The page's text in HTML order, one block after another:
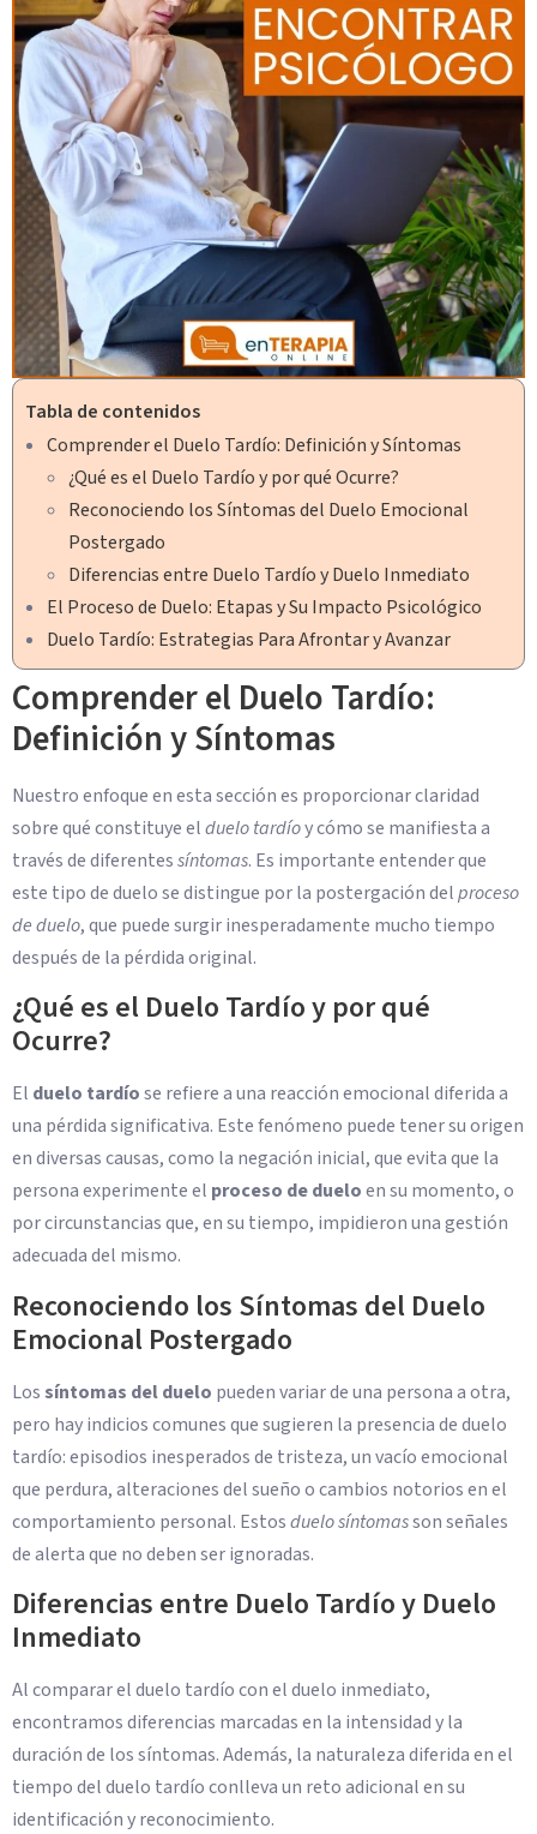
Tabla de contenidos
Comprender el Duelo Tardío: Definición y Síntomas
¿Qué es el Duelo Tardío y por qué Ocurre?
Reconociendo los Síntomas del Duelo Emocional
Postergado
Diferencias entre Duelo Tardío y Duelo Inmediato
El Proceso de Duelo: Etapas y Su Impacto Psicológico
Duelo Tardío: Estrategias Para Afrontar y Avanzar
Comprender el Duelo Tardío:
Definición y Síntomas
Nuestro enfoque en esta sección es proporcionar claridad
sobre qué constituye elduelo tardíoy cómo se manifiesta a
través de diferentessíntomas. Es importante entender que
este tipo de duelo se distingue por la postergación delproceso
de duelo, que puede surgir inesperadamente mucho tiempo
después de la pérdida original.
¿Qué es el Duelo Tardío y por qué
Ocurre?
El duelo tardíose refiere a una reacción emocional diferida a
una pérdida significativa. Este fenómeno puede tener su origen
en diversas causas, como la negación inicial, que evita que la
persona experimente el proceso de dueloen su momento, o
por circunstancias que, en su tiempo, impidieron una gestión
adecuada del mismo.
Reconociendo los Síntomas del Duelo
Emocional Postergado
Lossíntomas del duelo pueden variar de una persona a otra,
pero hay indicios comunes que sugieren la presencia de duelo
tardío: episodios inesperados de tristeza, un vacío emocional
que perdura, alteraciones del sueño o cambios notorios en el
comportamiento personal. Estosduelo síntomasson señales
de alerta que no deben ser ignoradas.
Diferencias entre Duelo Tardío y Duelo
Inmediato
Al comparar el duelo tardío con el duelo inmediato,
encontramos diferencias marcadas en la intensidad y la
duración de los síntomas. Además, la naturaleza diferida en el
tiempo del duelo tardío conlleva un reto adicional en su
identificación y reconocimiento.